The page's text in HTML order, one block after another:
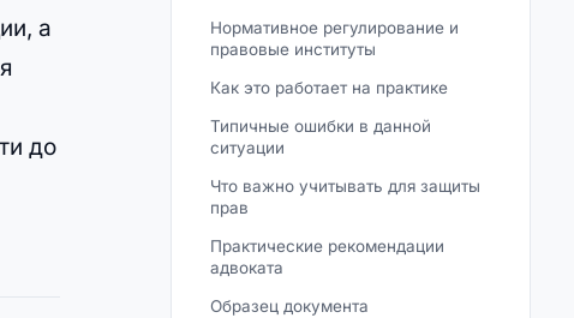
а
до
Нормативное регулирование и
правовые институты
Как это работает на практике
Типичные ошибки в данной
ситуации
Что важно учитывать для защиты
прав
Практические рекомендации
адвоката
Образец документа